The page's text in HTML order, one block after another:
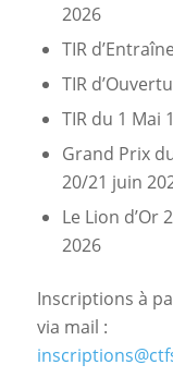
2026
TIR
TIR
TIR du 1 Mai
Grand Prix
20/21 juin
Le Lion d’Or
2026
Inscriptions à
via mail :